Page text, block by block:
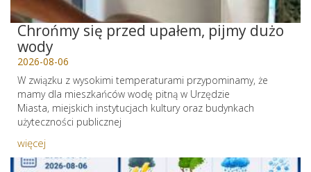
Chrońmy się przed upałem, pijmy dużo
wody
2026-08-06
W związku z wysokimi temperaturami przypominamy, że
mamy dla mieszkańców wodę pitną w Urzędzie
Miasta, miejskich instytucjach kultury oraz budynkach
użyteczności publicznej
więcej